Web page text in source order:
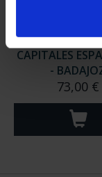
CAPITALES
-
73,00 €